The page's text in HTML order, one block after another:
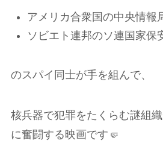
アメリカ合衆国の中央情報
ソビエト連邦のソ連国家保
のスパイ同士が手を組んで、
核兵器で犯罪をたくらむ謎組
に奮闘する映画です🤛